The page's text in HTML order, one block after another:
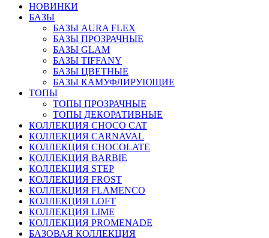
НОВИНКИ
БАЗЫ
БАЗЫ AURA FLEX
БАЗЫ ПРОЗРАЧНЫЕ
БАЗЫ GLAM
БАЗЫ TIFFANY
БАЗЫ ЦВЕТНЫЕ
БАЗЫ КАМУФЛИРУЮЩИЕ
ТОПЫ
ТОПЫ ПРОЗРАЧНЫЕ
ТОПЫ ДЕКОРАТИВНЫЕ
КОЛЛЕКЦИЯ CHOCO CAT
КОЛЛЕКЦИЯ CARNAVAL
КОЛЛЕКЦИЯ CHOCOLATE
КОЛЛЕКЦИЯ BARBIE
КОЛЛЕКЦИЯ STEP
КОЛЛЕКЦИЯ FROST
КОЛЛЕКЦИЯ FLAMENCO
КОЛЛЕКЦИЯ LOFT
КОЛЛЕКЦИЯ LIME
КОЛЛЕКЦИЯ PROMENADE
БАЗОВАЯ КОЛЛЕКЦИЯ